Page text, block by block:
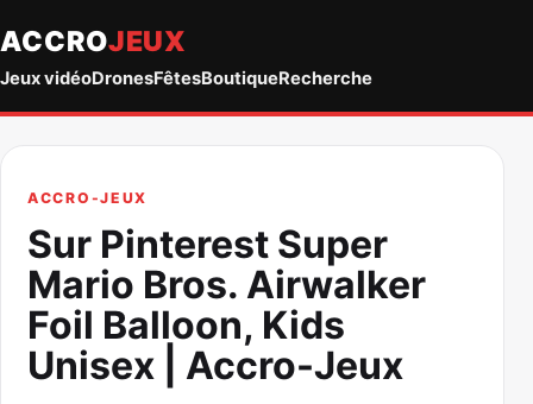
ACCROJEUX
Jeux vidéoDronesFêtesBoutiqueRecherche
ACCRO-JEUX
Sur Pinterest Super
Mario Bros. Airwalker
Foil Balloon, Kids
Unisex | Accro-Jeux